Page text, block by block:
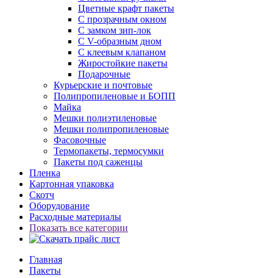
Цветные крафт пакеты
С прозрачным окном
С замком зип-лок
С V-образным дном
С клеевым клапаном
Жиростойкие пакеты
Подарочные
Курьерские и почтовые
Полипропиленовые и БОПП
Майка
Мешки полиэтиленовые
Мешки полипропиленовые
Фасовочные
Термопакеты, термосумки
Пакеты под саженцы
Пленка
Картонная упаковка
Скотч
Оборудование
Расходные материалы
Показать все категории
Главная
Пакеты